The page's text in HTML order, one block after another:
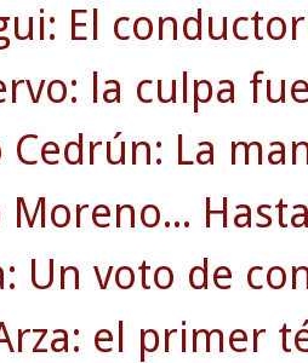
El
la culpa
Cedrún: La
Un voto de
el primer